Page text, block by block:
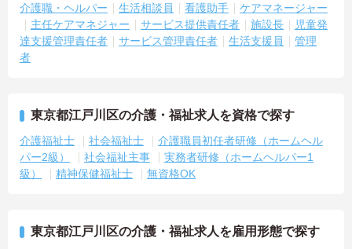
介護職・ヘルパー 生活相談員 看護助手
ケアマネージャー
主任ケアマネジャー
サービス提供責任者 施設長
児童発
達支援管理責任者
サービス管理責任者 生活支援員
管理
者
東京都江戸川区の介護・福祉求人を資格で探す
介護福祉士 社会福祉士
介護職員初任者研修（ホームヘル
パー2級）
社会福祉主事
実務者研修（ホームヘルパー1
級）
精神保健福祉士 無資格OK
東京都江戸川区の介護・福祉求人を雇用形態で探す